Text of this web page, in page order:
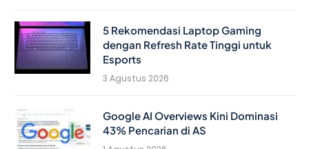
5 Rekomendasi Laptop Gaming
dengan Refresh Rate Tinggi untuk
Esports
3 Agustus 2026
Google AI Overviews Kini Dominasi
43% Pencarian di AS